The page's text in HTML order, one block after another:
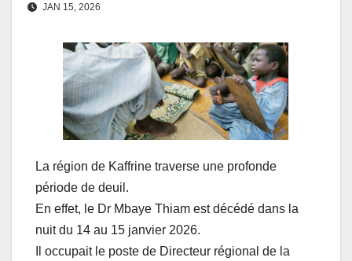
JAN 15, 2026
La région de Kaffrine traverse une profonde
période de deuil.
En effet, le Dr Mbaye Thiam est décédé dans la
nuit du 14 au 15 janvier 2026.
Il occupait le poste de Directeur régional de la